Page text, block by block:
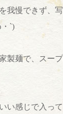
我慢できず、
・`)
製麺で、スー
いい感じで入っ